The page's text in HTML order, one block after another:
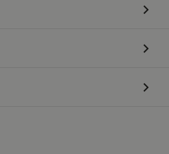
serviss, lai
atcerētos
piekrišanas
Script.com
sīkfailu